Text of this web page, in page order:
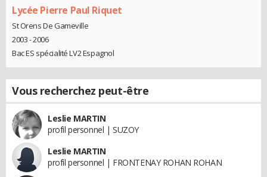
Lycée Pierre Paul Riquet
St Orens De Gameville
2003 - 2006
Bac ES spécialité LV2 Espagnol
Vous recherchez peut-être
Leslie MARTIN
profil personnel | SUZOY
Leslie MARTIN
profil personnel | FRONTENAY ROHAN ROHAN